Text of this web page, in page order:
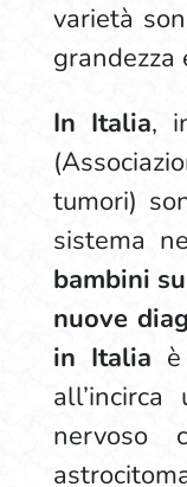
varietà
grandezza
In Italia,
tumori)
sistema
bambini
nuove
in Italia